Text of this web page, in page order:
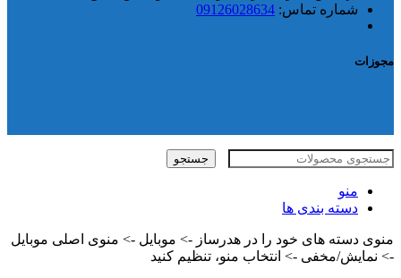
شماره تماس: 09126028634
مجوزات
جستجو
منو
دسته بندی ها
منوی دسته های خود را در هدرساز -> موبایل -> منوی اصلی موبایل
-> نمایش/مخفی -> انتخاب منو، تنظیم کنید